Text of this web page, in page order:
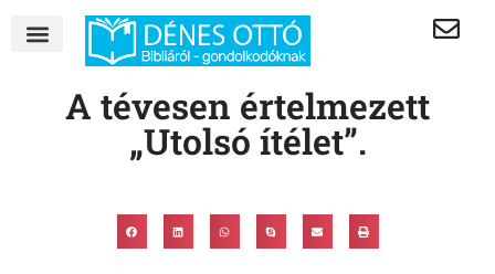
A tévesen értelmezett
„Utolsó ítélet”.